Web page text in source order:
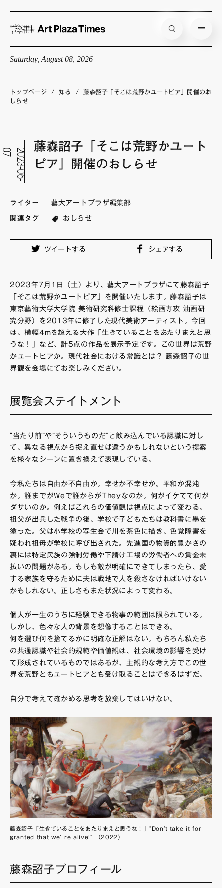
Saturday, August 08, 2026
企画展情報
アーティスト
店舗からのお知らせ
トップページ / 知る /
藤森詔子「そこは荒野かユートピア」開催のお
しらせ
2
0
2
3
-
0
6
-
0
7
藤森詔子「そこは荒野かユート
ピア」開催のおしらせ
ライター 藝大アートプラザ編集部
関連タグ おしらせ
ツイートする シェアする
2023年7月1日（土）より、藝大アートプラザにて藤森詔子
「そこは荒野かユートピア」を開催いたします。藤森詔子は
東京藝術大学大学院 美術研究科修士課程（絵画専攻 油画研
究分野）を2013年に修了した現代美術アーティスト。今回
は、横幅4mを超える大作「生きていることをあたりまえと思
うな！」など、計5点の作品を展示予定です。この世界は荒野
かユートピアか。現代社会における常識とは？ 藤森詔子の世
界観を会場にてお楽しみください。
展覧会ステイトメント
“当たり前”や”そういうものだ”と飲み込んでいる認識に対し
て、異なる視点から捉え直せば違うかもしれないという提案
を様々なシーンに置き換えて表現している。
今私たちは自由か不自由か。幸せか不幸せか。平和か混沌
か。誰までがWeで誰からがTheyなのか。何がイケてて何が
ダサいのか。例えばこれらの価値観は視点によって変わる。
祖父が出兵した戦争の後、学校で子どもたちは教科書に墨を
塗った。父は小学校の写生会で川を茶色に描き、色覚障害を
疑われ祖母が学校に呼び出された。先進国の物資的豊かさの
裏には特定民族の強制労働や下請け工場の労働者への賃金未
払いの問題がある。もしも敵が明確にできてしまったら、愛
する家族を守るために夫は戦地で人を殺さなければいけない
かもしれない。正しさもまた状況によって変わる。
個人が一生のうちに経験できる物事の範囲は限られている。
しかし、色々な人の背景を想像することはできる。
何を選び何を捨てるかに明確な正解はない。もちろん私たち
の共通認識や社会的規範や価値観は、社会環境の影響を受け
て形成されているものではあるが、主観的な考え方でこの世
界を荒野ともユートピアとも受け取ることはできるはずだ。
自分で考えて確かめる思考を放棄してはいけない。
藤森詔子「生きていることをあたりまえと思うな！」”Don’t take it for
granted that we’ re alive!” （2022）
藤森詔子プロフィール